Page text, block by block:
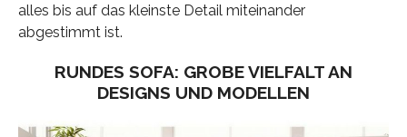
alles bis auf das kleinste Detail miteinander
abgestimmt ist.
RUNDES SOFA: GROΒE VIELFALT AN
DESIGNS UND MODELLEN